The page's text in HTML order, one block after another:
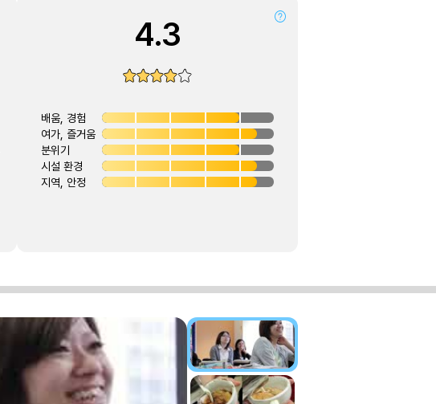
4.3
배움, 경험
여가, 즐거움
분위기
시설 환경
지역, 안정